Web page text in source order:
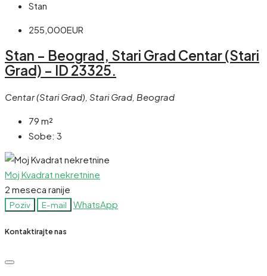
Stan
255,000EUR
Stan – Beograd, Stari Grad Centar (Stari
Grad) – ID 23325.
Centar (Stari Grad), Stari Grad, Beograd
79 m²
Sobe: 3
Moj Kvadrat nekretnine
2 meseca ranije
Poziv E-mail WhatsApp
Kontaktirajte nas